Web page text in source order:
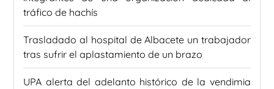
tráfico de hachís
Trasladado al hospital de Albacete un trabajador
tras sufrir el aplastamiento de un brazo
UPA alerta del adelanto histórico de la vendimia